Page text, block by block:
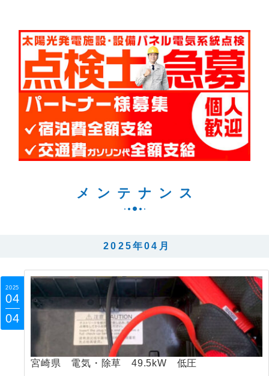
メンテナンス
2025年04月
2025
04
04
宮崎県 電気・除草 49.5kW 低圧